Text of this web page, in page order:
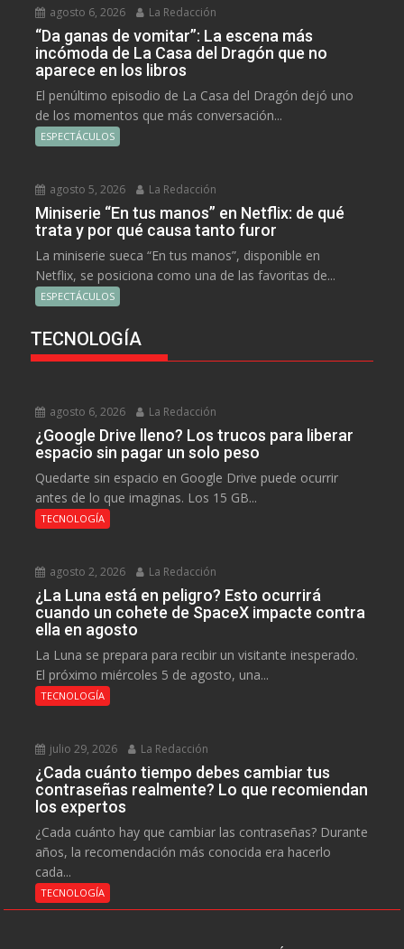
agosto 6, 2026 La Redacción
“Da ganas de vomitar”: La escena más
incómoda de La Casa del Dragón que no
aparece en los libros
El penúltimo episodio de La Casa del Dragón dejó uno
de los momentos que más conversación...
ESPECTÁCULOS
agosto 5, 2026 La Redacción
Miniserie “En tus manos” en Netflix: de qué
trata y por qué causa tanto furor
La miniserie sueca “En tus manos”, disponible en
Netflix, se posiciona como una de las favoritas de...
ESPECTÁCULOS
TECNOLOGÍA
agosto 6, 2026 La Redacción
¿Google Drive lleno? Los trucos para liberar
espacio sin pagar un solo peso
Quedarte sin espacio en Google Drive puede ocurrir
antes de lo que imaginas. Los 15 GB...
TECNOLOGÍA
agosto 2, 2026 La Redacción
¿La Luna está en peligro? Esto ocurrirá
cuando un cohete de SpaceX impacte contra
ella en agosto
La Luna se prepara para recibir un visitante inesperado.
El próximo miércoles 5 de agosto, una...
TECNOLOGÍA
julio 29, 2026 La Redacción
¿Cada cuánto tiempo debes cambiar tus
contraseñas realmente? Lo que recomiendan
los expertos
¿Cada cuánto hay que cambiar las contraseñas? Durante
años, la recomendación más conocida era hacerlo
cada...
TECNOLOGÍA